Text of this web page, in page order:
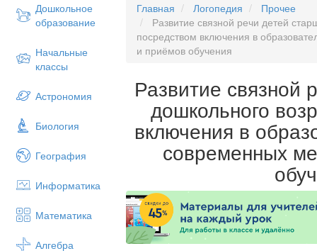
Дошкольное
образование
Начальные
классы
Астрономия
Биология
География
Информатика
Математика
Алгебра
Главная Логопедия
Прочее
Развитие связной речи детей
посредством включения в
и приёмов обучения
Развитие связной
дошкольного
включения в
современных